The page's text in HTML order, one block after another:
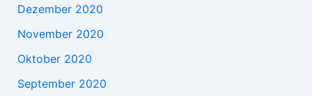
Dezember 2020
November 2020
Oktober 2020
September 2020